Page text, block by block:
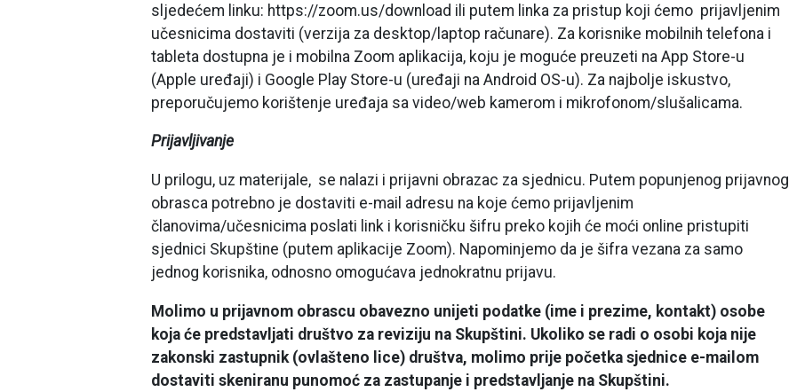
sljedećem linku: https://zoom.us/download ili putem linka za pristup koji ćemo prijavljenim
učesnicima dostaviti (verzija za desktop/laptop računare). Za korisnike mobilnih telefona i
tableta dostupna je i mobilna Zoom aplikacija, koju je moguće preuzeti na App Store-u
(Apple uređaji) i Google Play Store-u (uređaji na Android OS-u). Za najbolje iskustvo,
preporučujemo korištenje uređaja sa video/web kamerom i mikrofonom/slušalicama.
Prijavljivanje
U prilogu, uz materijale, se nalazi i prijavni obrazac za sjednicu. Putem popunjenog prijavnog
obrasca potrebno je dostaviti e-mail adresu na koje ćemo prijavljenim
članovima/učesnicima poslati link i korisničku šifru preko kojih će moći online pristupiti
sjednici Skupštine (putem aplikacije Zoom). Napominjemo da je šifra vezana za samo
jednog korisnika, odnosno omogućava jednokratnu prijavu.
Molimo u prijavnom obrascu obavezno unijeti podatke (ime i prezime, kontakt) osobe
koja će predstavljati društvo za reviziju na Skupštini. Ukoliko se radi o osobi koja nije
zakonski zastupnik (ovlašteno lice) društva, molimo prije početka sjednice e-mailom
dostaviti skeniranu punomoć za zastupanje i predstavljanje na Skupštini.